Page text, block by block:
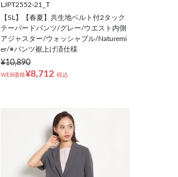
LJPT2552-21_T
【SL】【春夏】共生地ベルト付2タック
テーパードパンツ/グレー/ウエスト内側
アジャスター/ウォッシャブル/Naturemi
er/※パンツ裾上げ済仕様
¥10,890
WEB価格¥8,712 税込